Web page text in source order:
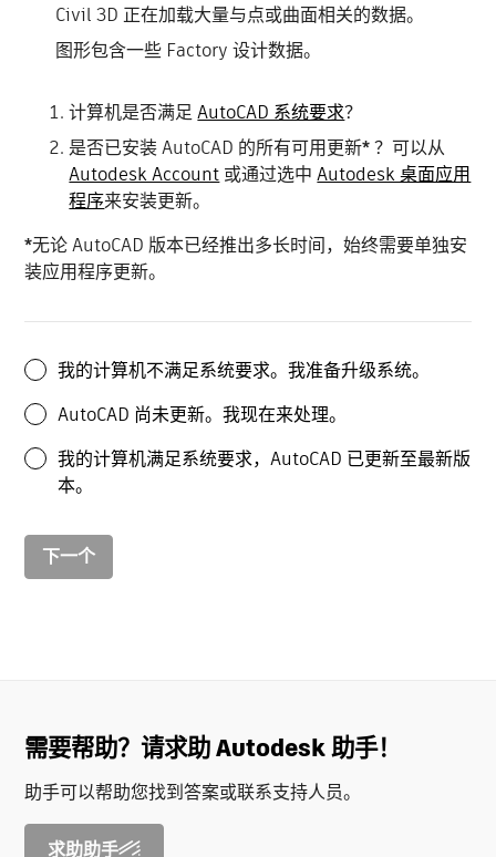
Civil 3D 正在加载大量与点或曲面相关的数据。
图形包含一些 Factory 设计数据。
计算机是否满足AutoCAD 系统要求？
是否已安装 AutoCAD 的所有可用更新*？可以从
Autodesk Account 或通过选中Autodesk 桌面应用
程序来安装更新。
*无论 AutoCAD 版本已经推出多长时间，始终需要单独安
装应用程序更新。
我的计算机不满足系统要求。我准备升级系统。
AutoCAD 尚未更新。我现在来处理。
我的计算机满足系统要求，AutoCAD 已更新至最新版
本。
下一个
需要帮助？请求助 Autodesk 助手！
助手可以帮助您找到答案或联系支持人员。
求助助手